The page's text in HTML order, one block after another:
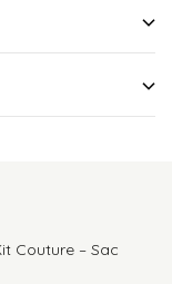
Couture – Sac